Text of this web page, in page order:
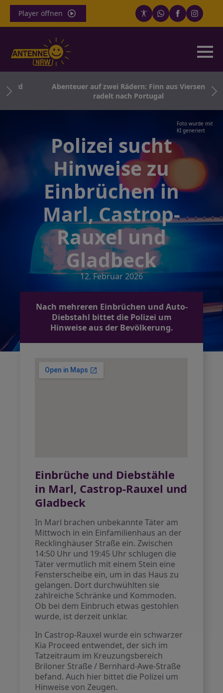
Player öffnen
Abenteuer auf zwei Rädern: Finn aus Viersen
radelt nach Portugal
Foto wurde mit
KI generiert
Polizei sucht
Hinweise zu
Einbrüchen in
Marl, Castrop-
Rauxel und
Gladbeck
12. Februar 2026
Nach mehreren Einbrüchen und Auto-
Diebstahl bittet die Polizei um
Hinweise aus der Bevölkerung.
Einbrüche und Diebstähle
in Marl, Castrop-Rauxel und
Gladbeck
In Marl brachen unbekannte Täter am
Mittwoch in ein Einfamilienhaus an der
Recklinghäuser Straße ein. Zwischen
14:50 Uhr und 19:45 Uhr schlugen die
Täter vermutlich mit einem Stein eine
Fensterscheibe ein, um in das Haus zu
gelangen. Dort durchwühlten sie
zahlreiche Schränke und Kommoden.
Ob bei dem Einbruch etwas gestohlen
wurde, ist derzeit unklar.
In Castrop-Rauxel wurde ein schwarzer
Kia Proceed entwendet, der sich im
Tatzeitraum im Kreuzungsbereich
Briloner Straße / Bernhard-Awe-Straße
befand. Auch hier bittet die Polizei um
Hinweise von Zeugen.